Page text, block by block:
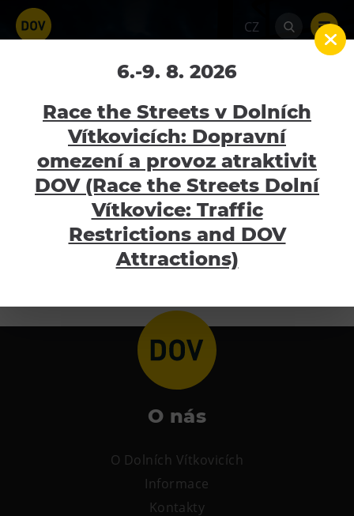
CZ
Bordeaux Fest
Home Kalendář akcí Bordeaux Fest
2.11.2024
Atraktivity
Bolt Tower
Velký svět techniky
Malý svět techniky U6
Gong
Galerie Gong
Hornické muzeum
Prodejní festival výborných vín z Bordeaux
a Champagne.
O nás
O Dolních Vítkovicích
Informace
Kontakty
6.-9. 8. 2026
Race the Streets v Dolních
Vítkovicích: Dopravní
omezení a provoz atraktivit
DOV (Race the Streets Dolní
Vítkovice: Traffic
Restrictions and DOV
Attractions)